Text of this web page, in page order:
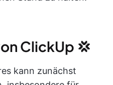
ClickUp 💢
kann zunächst